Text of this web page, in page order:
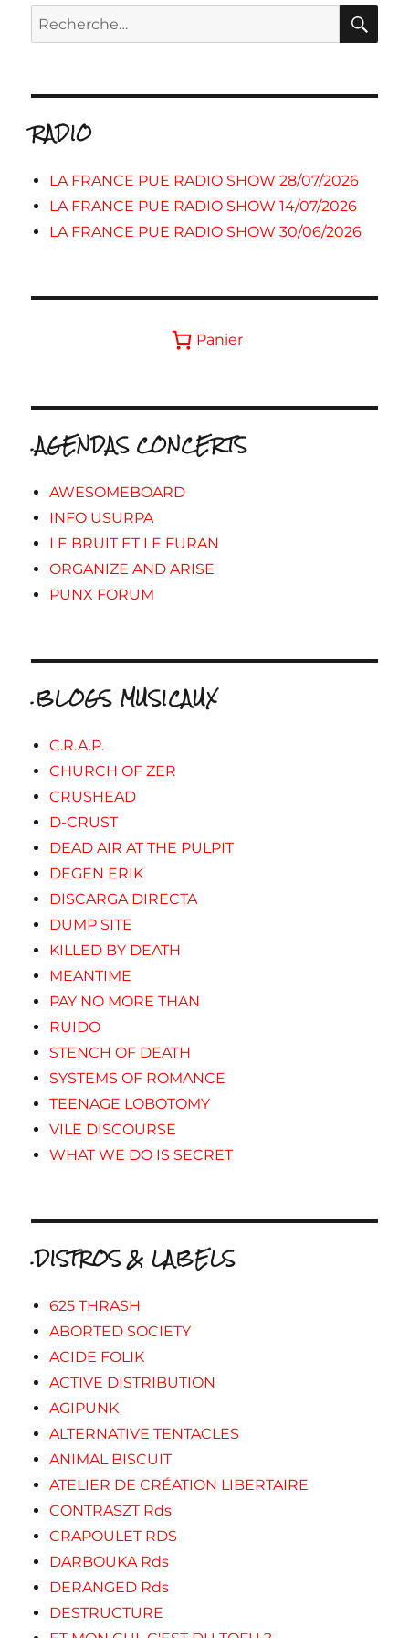
Recherche
pour :
RADIO
LA FRANCE PUE RADIO SHOW 28/07/2026
LA FRANCE PUE RADIO SHOW 14/07/2026
LA FRANCE PUE RADIO SHOW 30/06/2026
Panier
.AGENDAS CONCERTS
AWESOMEBOARD
INFO USURPA
LE BRUIT ET LE FURAN
ORGANIZE AND ARISE
PUNX FORUM
.BLOGS MUSICAUX
C.R.A.P.
CHURCH OF ZER
CRUSHEAD
D-CRUST
DEAD AIR AT THE PULPIT
DEGEN ERIK
DISCARGA DIRECTA
DUMP SITE
KILLED BY DEATH
MEANTIME
PAY NO MORE THAN
RUIDO
STENCH OF DEATH
SYSTEMS OF ROMANCE
TEENAGE LOBOTOMY
VILE DISCOURSE
WHAT WE DO IS SECRET
.DISTROS & LABELS
625 THRASH
ABORTED SOCIETY
ACIDE FOLIK
ACTIVE DISTRIBUTION
AGIPUNK
ALTERNATIVE TENTACLES
ANIMAL BISCUIT
ATELIER DE CRÉATION LIBERTAIRE
CONTRASZT Rds
CRAPOULET RDS
DARBOUKA Rds
DERANGED Rds
DESTRUCTURE